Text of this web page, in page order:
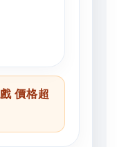
價格超